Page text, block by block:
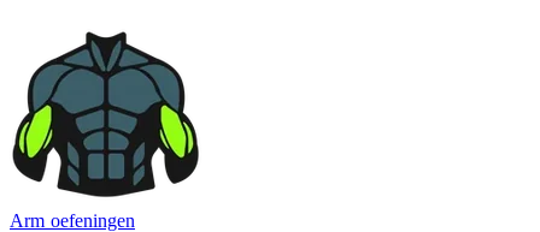
Arm oefeningen